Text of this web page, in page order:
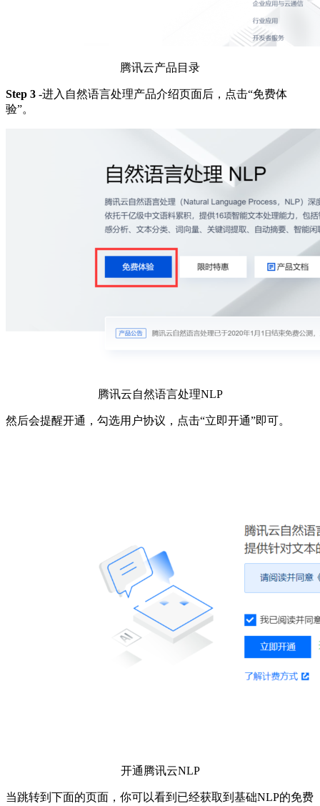
腾讯云产品目录
Step 3 -进入自然语言处理产品介绍页面后，点击“免费体
验”。
腾讯云自然语言处理NLP
然后会提醒开通，勾选用户协议，点击“立即开通”即可。
开通腾讯云NLP
当跳转到下面的页面，你可以看到已经获取到基础NLP的免费